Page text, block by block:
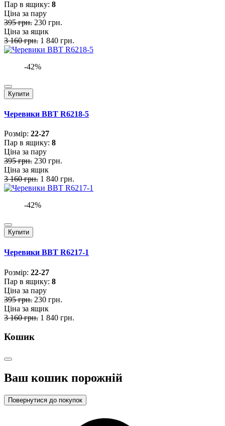
Пар в ящику: 8
Ціна за пару
395 грн. 230 грн.
Ціна за ящик
3 160 грн. 1 840 грн.
-42%
Купити
Черевики BBT R6218-5
Розмiр: 22-27
Пар в ящику: 8
Ціна за пару
395 грн. 230 грн.
Ціна за ящик
3 160 грн. 1 840 грн.
-42%
Купити
Черевики BBT R6217-1
Розмiр: 22-27
Пар в ящику: 8
Ціна за пару
395 грн. 230 грн.
Ціна за ящик
3 160 грн. 1 840 грн.
Кошик
Ваш кошик порожній
Повернутися до покупок